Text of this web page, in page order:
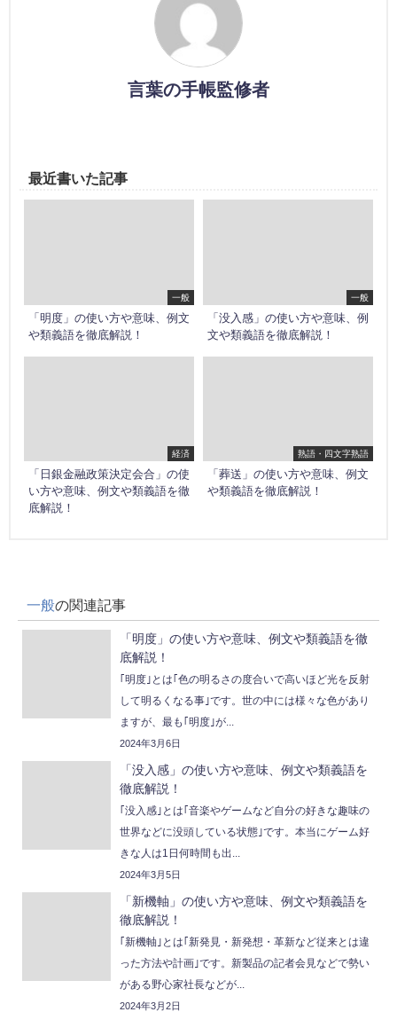
言葉の手帳監修者
最近書いた記事
一般
「明度」の使い方や意味、例文
や類義語を徹底解説！
一般
「没入感」の使い方や意味、例
文や類義語を徹底解説！
経済
「日銀金融政策決定会合」の使
い方や意味、例文や類義語を徹
底解説！
熟語・四文字熟語
「葬送」の使い方や意味、例文
や類義語を徹底解説！
一般の関連記事
「明度」の使い方や意味、例文や類義語を徹
底解説！
｢明度｣とは｢色の明るさの度合いで高いほど光を反射
して明るくなる事｣です。世の中には様々な色があり
ますが、最も｢明度｣が...
2024年3月6日
「没入感」の使い方や意味、例文や類義語を
徹底解説！
｢没入感｣とは｢音楽やゲームなど自分の好きな趣味の
世界などに没頭している状態｣です。本当にゲーム好
きな人は1日何時間も出...
2024年3月5日
「新機軸」の使い方や意味、例文や類義語を
徹底解説！
｢新機軸｣とは｢新発見・新発想・革新など従来とは違
った方法や計画｣です。新製品の記者会見などで勢い
がある野心家社長などが...
2024年3月2日